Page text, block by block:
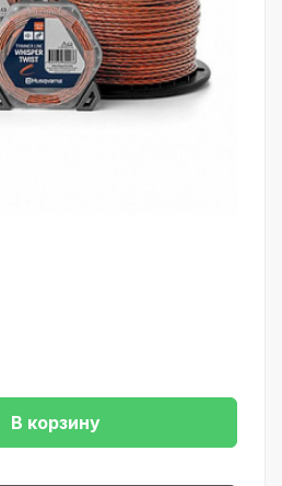
В корзину